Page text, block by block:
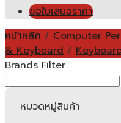
ขอใบเสนอราคา
หน้าหลัก / Computer
& Keyboard /
Brands Filter
หมวดหมู่สินค้า